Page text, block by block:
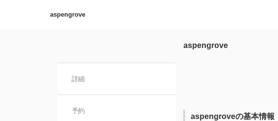
aspengrove
aspengrove
詳細
予約
aspengroveの基本情報